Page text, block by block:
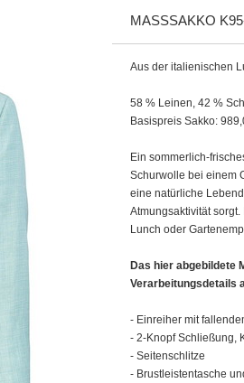
MASSSAKKO K95-
Aus der italienischen
58 % Leinen, 42 %
Basispreis Sakko:
Ein sommerlich-
Schurwolle bei einem
eine natürliche
Atmungsaktivität
Lunch oder
Das hier abgebildete
Verarbeitungsdetails
- Einreiher mit
- 2-Knopf Schließung,
- Seitenschlitze
- Brustleistentasche